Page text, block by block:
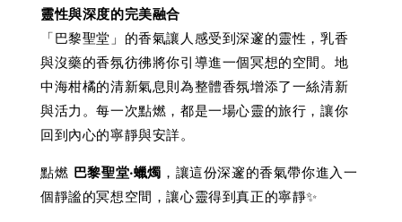
靈性與深度的完美融合
「巴黎聖堂」的香氣讓人感受到深邃的靈性，乳香
與沒藥的香氛彷彿將你引導進一個冥想的空間。地
中海柑橘的清新氣息則為整體香氛增添了一絲清新
與活力。每一次點燃，都是一場心靈的旅行，讓你
回到內心的寧靜與安詳。
點燃 巴黎聖堂‧蠟燭 ，讓這份深邃的香氣帶你進入一
個靜謐的冥想空間，讓心靈得到真正的寧靜✨